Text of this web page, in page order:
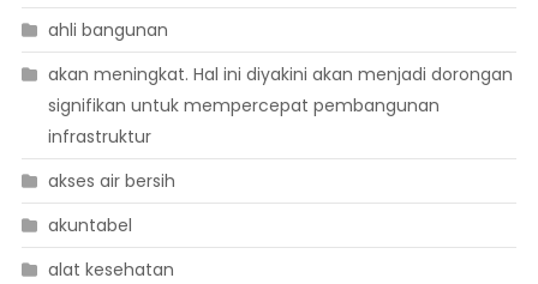
ahli bangunan
akan meningkat. Hal ini diyakini akan menjadi dorongan
signifikan untuk mempercepat pembangunan
infrastruktur
akses air bersih
akuntabel
alat kesehatan